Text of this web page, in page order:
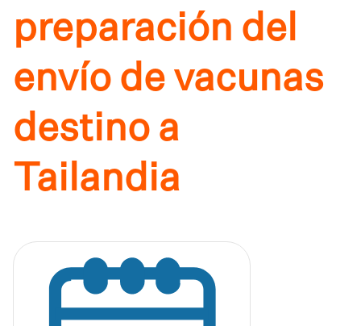
preparación del
envío de vacunas
destino a
Tailandia